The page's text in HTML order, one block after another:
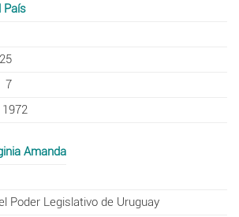
País
25
7
1972
Amanda
Poder Legislativo de Uruguay